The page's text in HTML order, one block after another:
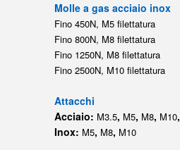
Molle a gas acciaio inox
Fino 450N, M5 filettatura
Fino 800N, M8 filettatura
Fino 1250N, M8 filettatura
Fino 2500N, M10 filettatura
Attacchi
Acciaio: M3.5, M5, M8, M10,
Inox: M5, M8, M10